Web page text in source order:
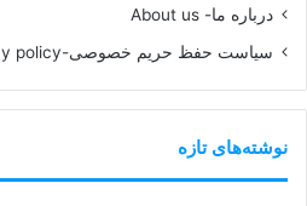
درباره ما- About us
سیاست حفظ حریم خصوصی-privacy policy
نوشته‌های تازه